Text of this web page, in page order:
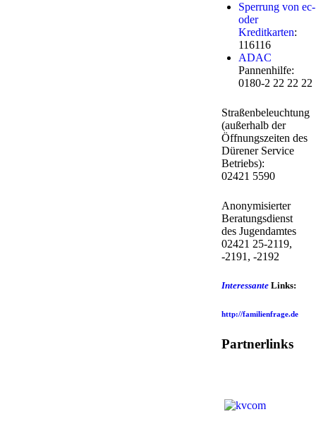
Sperrung von ec-
oder
Kreditkarten:
116116
ADAC
Pannenhilfe:
0180-2 22 22 22
Straßenbeleuchtung
(außerhalb der
Öffnungszeiten des
Dürener Service
Betriebs):
02421 5590
Anonymisierter
Beratungsdienst
des Jugendamtes
02421 25-2119,
-2191, -2192
InteressanteLinks:
http://familienfrage.de
Partnerlinks